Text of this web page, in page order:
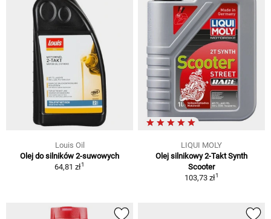
Louis Oil
Olej do silników 2-suwowych
64,81 zł1
LIQUI MOLY
Olej silnikowy 2-Takt Synth
Scooter
103,73 zł1